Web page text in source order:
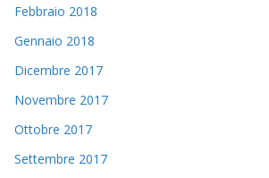
Febbraio 2018
Gennaio 2018
Dicembre 2017
Novembre 2017
Ottobre 2017
Settembre 2017